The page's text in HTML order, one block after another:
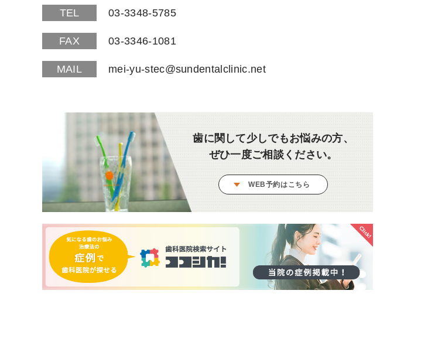
TEL 03-3348-5785
FAX 03-3346-1081
MAIL mei-yu-stec@sundentalclinic.net
歯に関して少しでもお悩みの方、
ぜひ一度ご相談ください。
WEB予約はこちら